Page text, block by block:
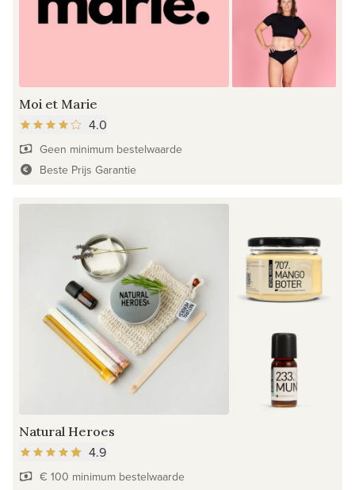
Moi et Marie
4.0
Geen minimum bestelwaarde
Beste Prijs Garantie
Natural Heroes
4.9
€ 100 minimum bestelwaarde